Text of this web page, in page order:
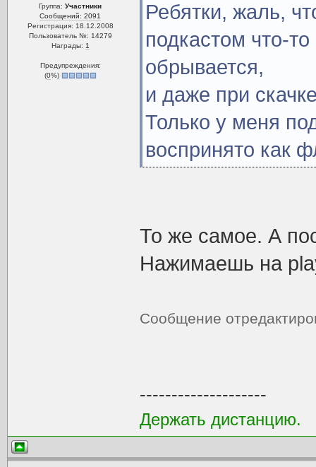
Группа:Участники
Сообщений: 2091
Регистрация: 18.12.2008
Пользователь №: 14279
Награды: 1
Предупреждения:
(0%)
Ребятки, жаль,
подкастом что-
обрывается,
и даже при
Только у меня
воспринято как
То же самое. А
Нажимаешь на
Сообщение
--------------------
Держать дистанцию.